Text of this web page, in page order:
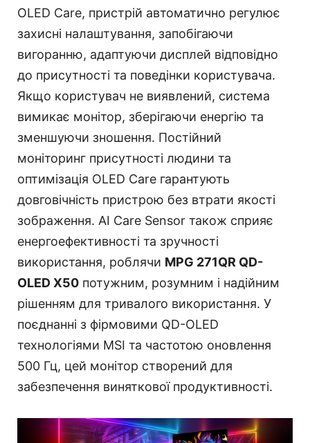
OLED Care, пристрій автоматично регулює
захисні налаштування, запобігаючи
вигоранню, адаптуючи дисплей відповідно
до присутності та поведінки користувача.
Якщо користувач не виявлений, система
вимикає монітор, зберігаючи енергію та
зменшуючи зношення. Постійний
моніторинг присутності людини та
оптимізація OLED Care гарантують
довговічність пристрою без втрати якості
зображення. AI Care Sensor також сприяє
енергоефективності та зручності
використання, роблячи MPG 271QR QD-
OLED X50 потужним, розумним і надійним
рішенням для тривалого використання. У
поєднанні з фірмовими QD-OLED
технологіями MSI та частотою оновлення
500 Гц, цей монітор створений для
забезпечення виняткової продуктивності.